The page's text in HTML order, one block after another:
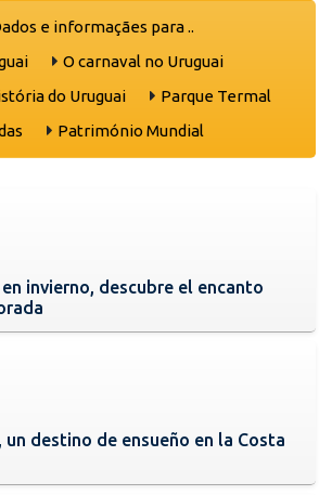
e informaçães para ..
O carnaval no Uruguai
do Uruguai
Parque Termal
Património Mundial
invierno, descubre el encanto
un destino de ensueño en la Costa